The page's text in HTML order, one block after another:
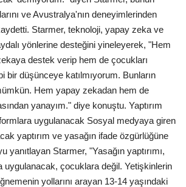
ve Avustralya'nın deneyimlerinden
Starmer, teknoloji, yapay zeka ve
yönlerine desteğini yineleyerek, "Hem
destek verip hem de çocukları
bir düşünceye katılmıyorum. Bunların
Hem yapay zekadan hem de
yanayım." diye konuştu. Yaptırım
uygulanacak Sosyal medyaya giren
yaptırım ve yasağın ifade özgürlüğüne
yanıtlayan Starmer, "Yasağın yaptırımı,
uygulanacak, çocuklara değil. Yetişkinlerin
yollarını arayan 13-14 yaşındaki